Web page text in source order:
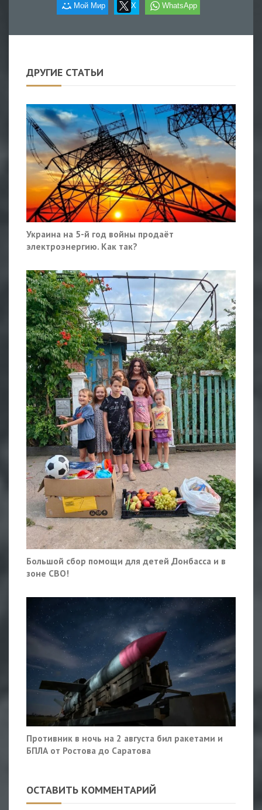
Мой Мир X WhatsApp
ДРУГИЕ СТАТЬИ
Украина на 5-й год войны продаёт
электроэнергию. Как так?
Большой сбор помощи для детей Донбасса и в
зоне СВО!
Противник в ночь на 2 августа бил ракетами и
БПЛА от Ростова до Саратова
ОСТАВИТЬ КОММЕНТАРИЙ